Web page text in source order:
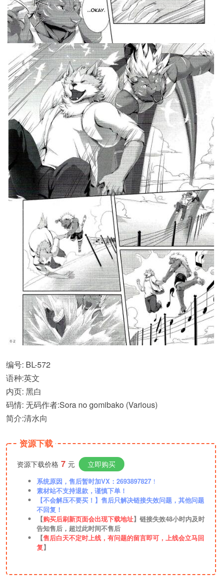
编号: BL-572
语种:英文
内页: 黑白
码情: 无码作者:Sora no gomibako (Various)
简介:清水向
资源下载
资源下载价格 7 元 立即购买
系统原因，售后暂时加VX：2693897827 ！
素材站不支持退款，谨慎下单！
【不会解压不要买！】售后只解决链接失效问题，其他问题
不回复！
【购买后刷新页面会出现下载地址】链接失效48小时内及时
告知售后，超过此时间不售后
【售后白天不定时上线，有问题的留言即可，上线会立马回
复】